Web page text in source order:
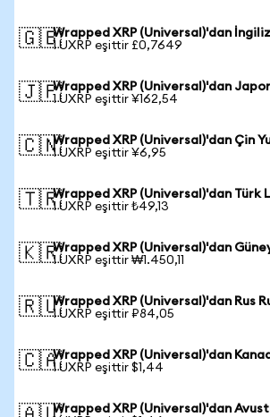
🇬🇧Wrapped XRP (Universal)'dan
1 UXRP eşittir £0,7649
🇯🇵Wrapped XRP (Universal)'dan
1 UXRP eşittir ¥162,54
🇨🇳Wrapped XRP (Universal)'dan Çin
1 UXRP eşittir ¥6,95
🇹🇷Wrapped XRP (Universal)'dan Türk
1 UXRP eşittir ₺49,13
🇰🇷Wrapped XRP (Universal)'dan
1 UXRP eşittir ₩1.450,11
🇷🇺Wrapped XRP (Universal)'dan Rus
1 UXRP eşittir ₽84,05
🇨🇦Wrapped XRP (Universal)'dan
1 UXRP eşittir $1,44
Wrapped XRP (Universal)'dan